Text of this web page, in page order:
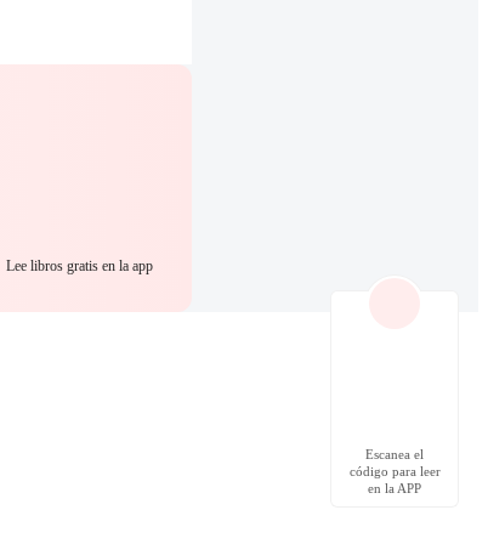
Lee libros gratis en la app
Escanea el
código para leer
en la APP